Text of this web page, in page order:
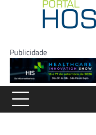
Publicidade